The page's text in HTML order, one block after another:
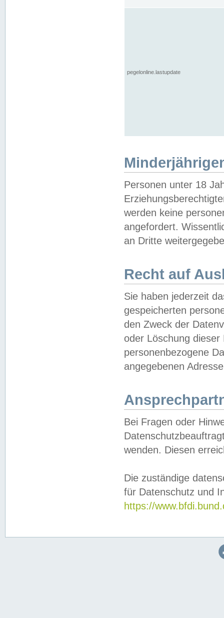
pegelonline.lastupdate
Personen unter 18
werden keine
angefordert.
an Dritte
Recht auf
Sie haben jederzeit
gespeicherten
den Zweck der
oder Löschung
personenbezogene
angegebenen
Bei Fragen oder
wenden. Diesen
Die zuständige
für Datenschutz und
https://